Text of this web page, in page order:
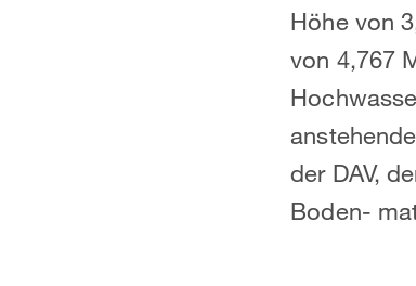
Höhe von
von 4,767
der DAV,
Boden-